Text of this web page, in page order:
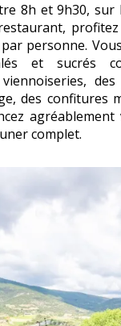
8h et 9h30, sur
personne.
et sucrés
des confitures
complet.